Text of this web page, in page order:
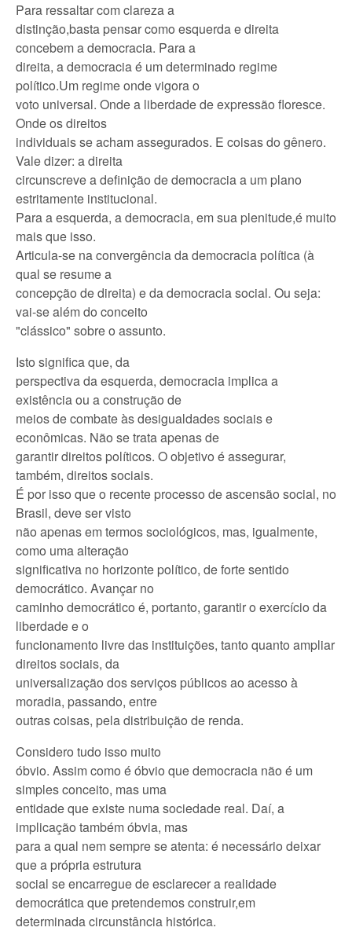
Para ressaltar com clareza a
distinção,basta pensar como esquerda e direita
concebem a democracia. Para a
direita, a democracia é um determinado regime
político.Um regime onde vigora o
voto universal. Onde a liberdade de expressão floresce.
Onde os direitos
individuais se acham assegurados. E coisas do gênero.
Vale dizer: a direita
circunscreve a definição de democracia a um plano
estritamente institucional.
Para a esquerda, a democracia, em sua plenitude,é muito
mais que isso.
Articula-se na convergência da democracia política (à
qual se resume a
concepção de direita) e da democracia social. Ou seja:
vai-se além do conceito
"clássico" sobre o assunto.
Isto significa que, da
perspectiva da esquerda, democracia implica a
existência ou a construção de
meios de combate às desigualdades sociais e
econômicas. Não se trata apenas de
garantir direitos políticos. O objetivo é assegurar,
também, direitos sociais.
É por isso que o recente processo de ascensão social, no
Brasil, deve ser visto
não apenas em termos sociológicos, mas, igualmente,
como uma alteração
significativa no horizonte político, de forte sentido
democrático. Avançar no
caminho democrático é, portanto, garantir o exercício da
liberdade e o
funcionamento livre das instituições, tanto quanto ampliar
direitos sociais, da
universalização dos serviços públicos ao acesso à
moradia, passando, entre
outras coisas, pela distribuição de renda.
Considero tudo isso muito
óbvio. Assim como é óbvio que democracia não é um
simples conceito, mas uma
entidade que existe numa sociedade real. Daí, a
implicação também óbvia, mas
para a qual nem sempre se atenta: é necessário deixar
que a própria estrutura
social se encarregue de esclarecer a realidade
democrática que pretendemos construir,em
determinada circunstância histórica.